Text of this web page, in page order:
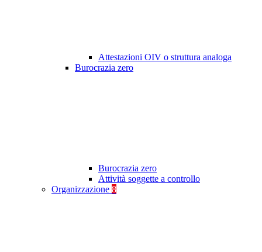
Attestazioni OIV o struttura analoga
Burocrazia zero
Burocrazia zero
Attività soggette a controllo
Organizzazione 8